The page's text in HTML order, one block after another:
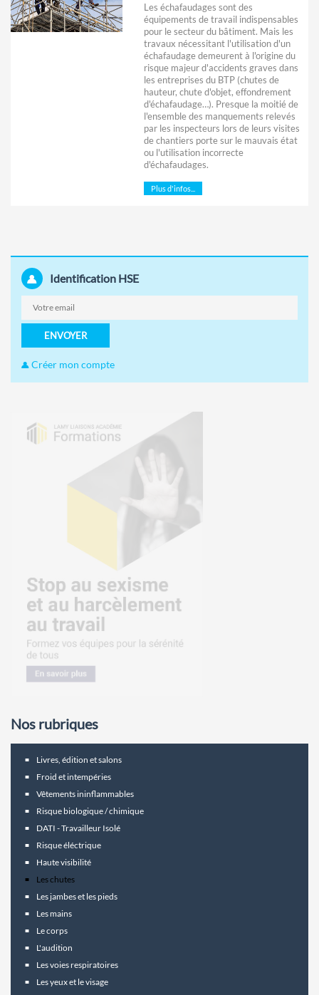
Les échafaudages sont des
équipements de travail indispensables
pour le secteur du bâtiment. Mais les
travaux nécessitant l'utilisation d'un
échafaudage demeurent à l'origine du
risque majeur d'accidents graves dans
les entreprises du BTP (chutes de
hauteur, chute d'objet, effondrement
d'échafaudage…). Presque la moitié de
l'ensemble des manquements relevés
par les inspecteurs lors de leurs visites
de chantiers porte sur le mauvais état
ou l'utilisation incorrecte
d'échafaudages.
Plus d'infos...
Identification HSE
ENVOYER
Créer mon compte
Nos rubriques
Livres, édition et salons
Froid et intempéries
Vêtements ininflammables
Risque biologique / chimique
DATI - Travailleur Isolé
Risque éléctrique
Haute visibilité
Les chutes
Les jambes et les pieds
Les mains
Le corps
L'audition
Les voies respiratoires
Les yeux et le visage